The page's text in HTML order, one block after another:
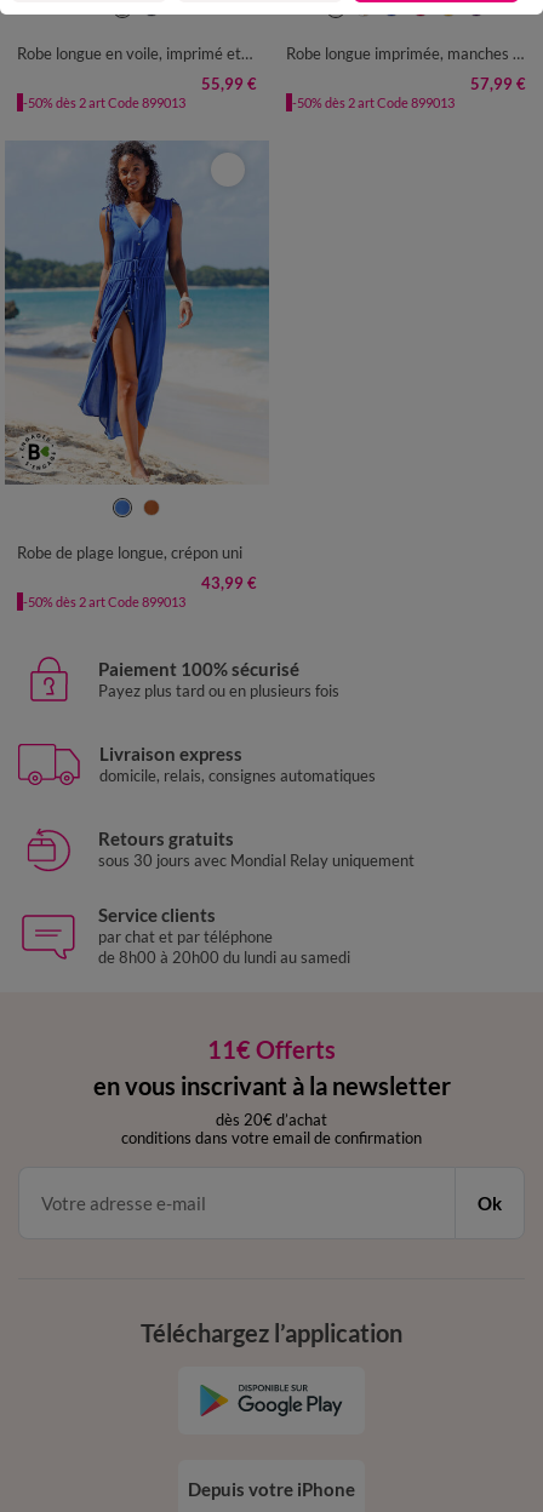
36 38 40 42 44 46 48
Robe longue en voile, imprimé ethnique
55,99 €
-50% dès 2 art Code 899013
36 38 40 42 44 46 48
Robe longue imprimée, manches évasées
57,99 €
-50% dès 2 art Code 899013
40 42 44
Robe de plage longue, crépon uni
43,99 €
-50% dès 2 art Code 899013
Paiement 100% sécurisé
Payez plus tard ou en plusieurs fois
Livraison express
domicile, relais, consignes automatiques
Retours gratuits
sous 30 jours avec Mondial Relay uniquement
Service clients
par chat et par téléphone
de 8h00 à 20h00 du lundi au samedi
11€ Offerts
en vous inscrivant à la newsletter
dès 20€ d’achat
conditions dans votre email de confirmation
Ok
Téléchargez l’application
Depuis votre iPhone